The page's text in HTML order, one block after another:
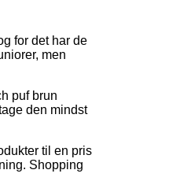
for det har de
men
puf brun
den mindst
til en pris
Shopping